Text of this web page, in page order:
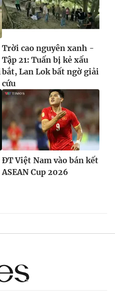
Trời cao nguyên xanh -
Tập 21: Tuấn bị kẻ xấu
bắt, Lan Lok bất ngờ giải
cứu
ĐT Việt Nam vào bán kết
ASEAN Cup 2026